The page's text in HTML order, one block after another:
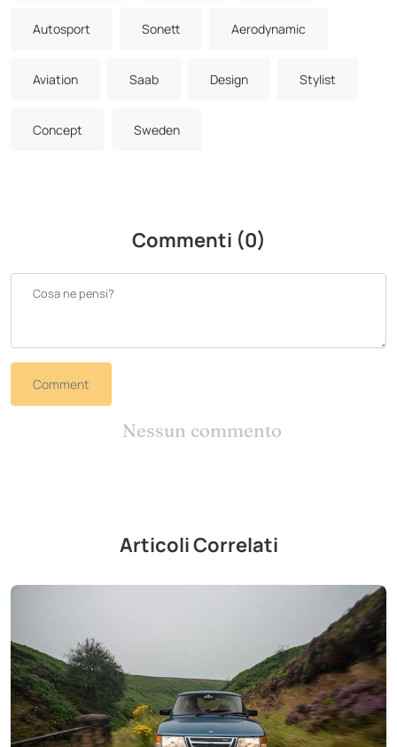
Autosport Sonett Aerodynamic
Aviation Saab Design Stylist
Concept Sweden
Commenti (0)
Comment
Nessun commento
Articoli Correlati